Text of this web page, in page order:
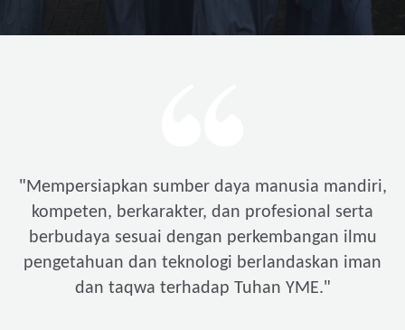
"Mempersiapkan sumber daya manusia mandiri,
kompeten, berkarakter, dan profesional serta
berbudaya sesuai dengan perkembangan ilmu
pengetahuan dan teknologi berlandaskan iman
dan taqwa terhadap Tuhan YME."